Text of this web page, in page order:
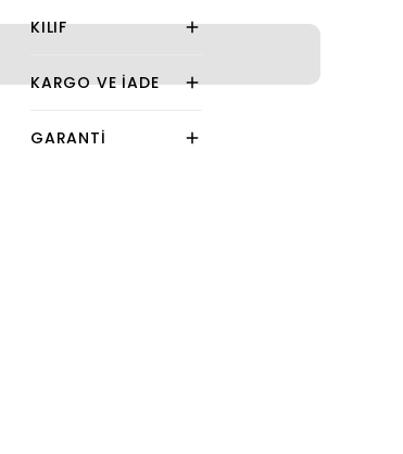
KILIF
KARGO VE İADE
GARANTI